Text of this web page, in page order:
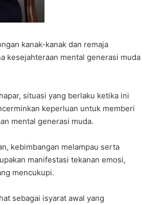
kanak-kanak dan remaja
kesejahteraan mental generasi muda
situasi yang berlaku ketika ini
keperluan untuk memberi
mental generasi muda.
kebimbangan melampau serta
manifestasi tekanan emosi,
mencukupi.
sebagai isyarat awal yang